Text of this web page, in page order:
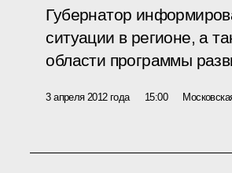
Губернатор
ситуации в регионе, а
области программы
3 апреля 2012 года 15:00